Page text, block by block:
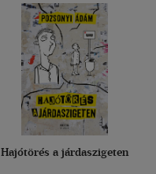
Hajótörés a járdaszigeten